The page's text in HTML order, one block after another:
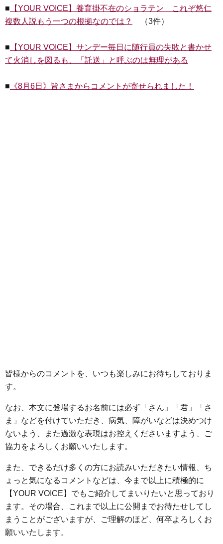
■ 【YOUR VOICE】養育掛不在のショラテン これぞ悠仁
複数人説もう一つの根拠なのでは？
（3件）
■ 【YOUR VOICE】サンデー毎日に随行員の失敗と書かせ
て火消しを図るも、「託送」と呼ぶのは無理がある
■ 《8月6日》皆さまからコメントが寄せられました！
皆様からのコメントを、いつも楽しみにお待ちしておりま
す。
なお、本文に登場するお名前には必ず「さん」「君」「さ
ま」などを付けていただき、病気、障がいなどは決めつけ
ないよう、また過激な表現はお控えくださいますよう、ご
協力をよろしくお願いいたします。
また、できるだけ多くの方にお読みいただきたい情報、ち
ょっと気になるコメントなどは、今まで以上に積極的に
【YOUR VOICE】でもご紹介してまいりたいと思っており
ます。その場合、これまで以上に公開までお待たせしてし
まうことがございますが、ご理解のほど、何卒よろしくお
願いいたします。